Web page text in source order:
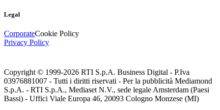
Legal
CorporateCookie Policy
Privacy Policy
Copyright © 1999-2026 RTI S.p.A. Business Digital - P.Iva
03976881007 - Tutti i diritti riservati - Per la pubblicità Mediamond
S.p.A. - RTI S.p.A., Mediaset N.V., sede legale Amsterdam (Paesi
Bassi) - Uffici Viale Europa 46, 20093 Cologno Monzese (MI)